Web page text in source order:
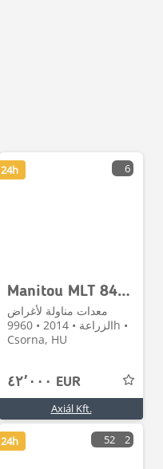
6
Manitou MLT 840 137 LSU PS
معدات مناولة لأغراض
الزراعة • 2014 • 9960h •
Csorna, HU
٤٢٬٠٠٠ EUR
Axiál Kft.
24h
52 2
24h